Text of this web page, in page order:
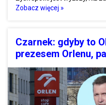
Zobacz więcej »
Czarnek: gdyby to
prezesem Orlenu,